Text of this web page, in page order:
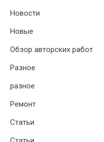
Новости
Новые
Обзор авторских работ
Разное
разное
Ремонт
Статьи